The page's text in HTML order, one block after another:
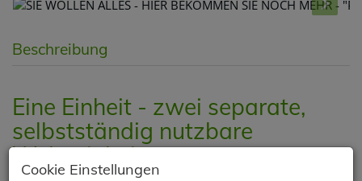
Beschreibung
Eine Einheit - zwei separate,
selbstständig nutzbare
Wohneinheiten
Cookie Einstellungen